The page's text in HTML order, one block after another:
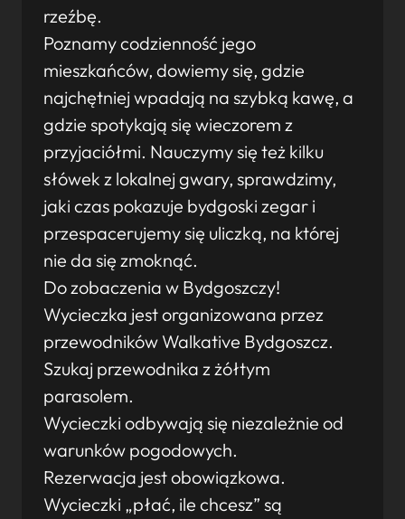
rzeźbę.
Poznamy codzienność jego
mieszkańców, dowiemy się, gdzie
najchętniej wpadają na szybką kawę, a
gdzie spotykają się wieczorem z
przyjaciółmi. Nauczymy się też kilku
słówek z lokalnej gwary, sprawdzimy,
jaki czas pokazuje bydgoski zegar i
przespacerujemy się uliczką, na której
nie da się zmoknąć.
Do zobaczenia w Bydgoszczy!
Wycieczka jest organizowana przez
przewodników Walkative Bydgoszcz.
Szukaj przewodnika z żółtym
parasolem.
Wycieczki odbywają się niezależnie od
warunków pogodowych.
Rezerwacja jest obowiązkowa.
Wycieczki „płać, ile chcesz” są